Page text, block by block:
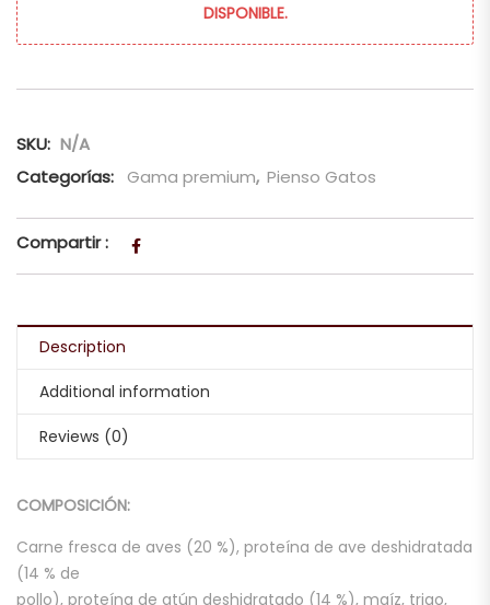
DISPONIBLE.
SKU: N/A
Categorías:
Gama premium, Pienso Gatos
Compartir :
Description
Additional information
Reviews (0)
COMPOSICIÓN:
Carne fresca de aves (20 %), proteína de ave deshidratada
(14 % de
pollo), proteína de atún deshidratado (14 %), maíz, trigo,